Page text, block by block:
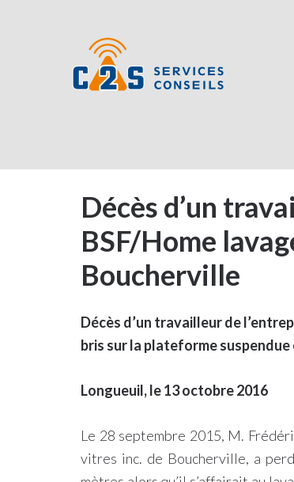
Décès d’un
BSF/Home
Boucherville
Décès d’un travailleur de
bris sur la plateforme
Longueuil, le 13 octobre 2016
Le 28 septembre 2015, M.
vitres inc. de Boucherville, a